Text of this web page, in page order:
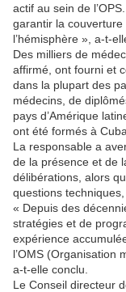
actif au sein de
garantir la couverture
l’hémisphère », a-t-
Des milliers de
affirmé, ont fourni et
dans la plupart des
médecins, de
pays d’Amérique
ont été formés à Cuba.
La responsable a
de la présence et de
délibérations, alors
questions
« Depuis des
stratégies et de
expérience
l’OMS (Organisation
a-t-elle conclu.
Le Conseil directeur